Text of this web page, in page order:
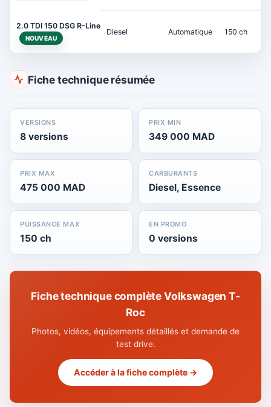
2.0 TDI 150 DSG R-Line
NOUVEAU
Diesel Automatique 150 ch
Fiche technique résumée
VERSIONS
8 versions
PRIX MIN
349 000 MAD
PRIX MAX
475 000 MAD
CARBURANTS
Diesel, Essence
PUISSANCE MAX
150 ch
EN PROMO
0 versions
Fiche technique complète Volkswagen T-
Roc
Photos, vidéos, équipements détaillés et demande de
test drive.
Accéder à la fiche complète →